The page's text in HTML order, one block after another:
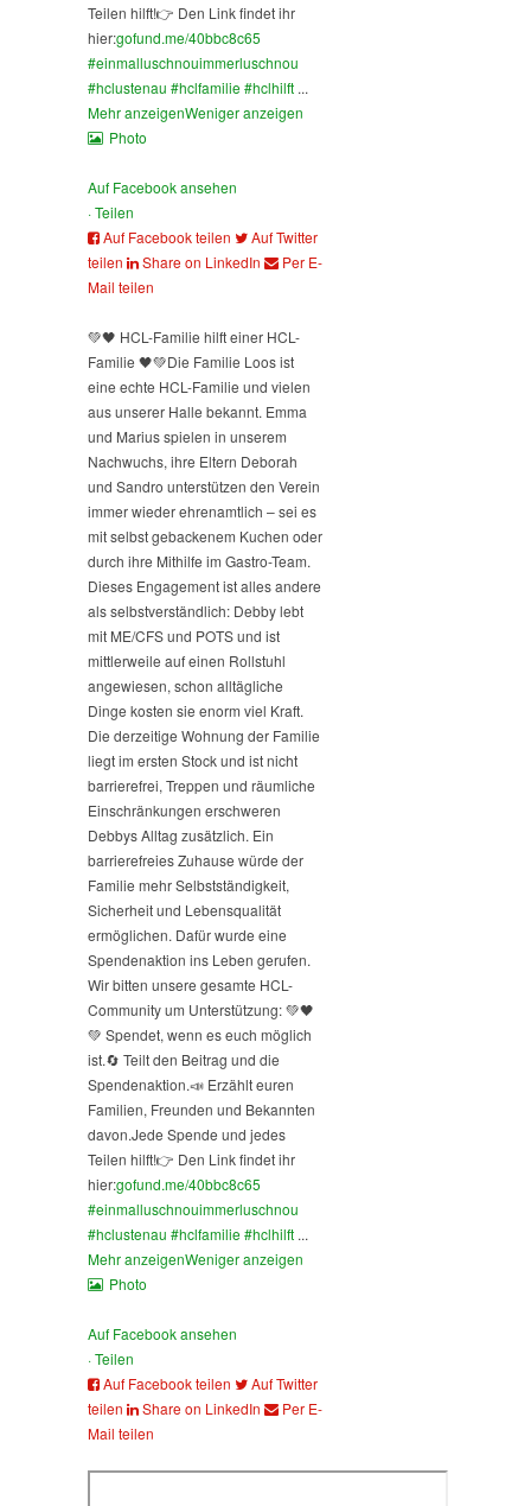
Teilen hilft!👉 Den Link findet ihr
hier:gofund.me/40bbc8c65
#einmalluschnouimmerluschnou
#hclustenau #hclfamilie#hclhilft ...
Mehr anzeigenWeniger anzeigen
Photo
Auf Facebook ansehen
·Teilen
Auf Facebook teilen
Auf Twitter
teilen
Share on LinkedIn
Per E-
Mail teilen
💚🖤 HCL-Familie hilft einer HCL-
Familie 🖤💚Die Familie Loos ist
eine echte HCL-Familie und vielen
aus unserer Halle bekannt. Emma
und Marius spielen in unserem
Nachwuchs, ihre Eltern Deborah
und Sandro unterstützen den Verein
immer wieder ehrenamtlich – sei es
mit selbst gebackenem Kuchen oder
durch ihre Mithilfe im Gastro-Team.
Dieses Engagement ist alles andere
als selbstverständlich: Debby lebt
mit ME/CFS und POTS und ist
mittlerweile auf einen Rollstuhl
angewiesen, schon alltägliche
Dinge kosten sie enorm viel Kraft.
Die derzeitige Wohnung der Familie
liegt im ersten Stock und ist nicht
barrierefrei, Treppen und räumliche
Einschränkungen erschweren
Debbys Alltag zusätzlich. Ein
barrierefreies Zuhause würde der
Familie mehr Selbstständigkeit,
Sicherheit und Lebensqualität
ermöglichen. Dafür wurde eine
Spendenaktion ins Leben gerufen.
Wir bitten unsere gesamte HCL-
Community um Unterstützung: 💚🖤
💚 Spendet, wenn es euch möglich
ist.🔄 Teilt den Beitrag und die
Spendenaktion.📣 Erzählt euren
Familien, Freunden und Bekannten
davon.Jede Spende und jedes
Teilen hilft!👉 Den Link findet ihr
hier:gofund.me/40bbc8c65
#einmalluschnouimmerluschnou
#hclustenau #hclfamilie#hclhilft ...
Mehr anzeigenWeniger anzeigen
Photo
Auf Facebook ansehen
·Teilen
Auf Facebook teilen
Auf Twitter
teilen
Share on LinkedIn
Per E-
Mail teilen